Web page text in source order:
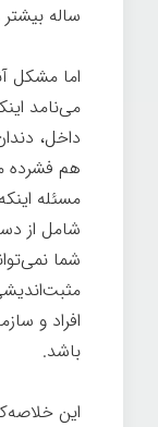
ساله
اما مشکل
می‌نامد
داخل،
هم فشرده
مسئله
شامل از
شما
افراد و
باشد.
این